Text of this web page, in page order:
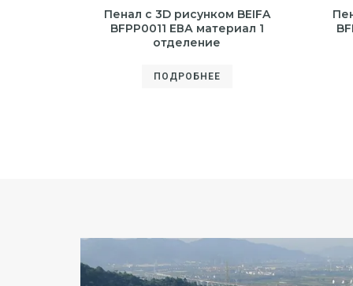
Пенал с 3D рисунком BEIFA
BFPP0011 ЕВА материал 1
отделение
ПОДРОБНЕЕ